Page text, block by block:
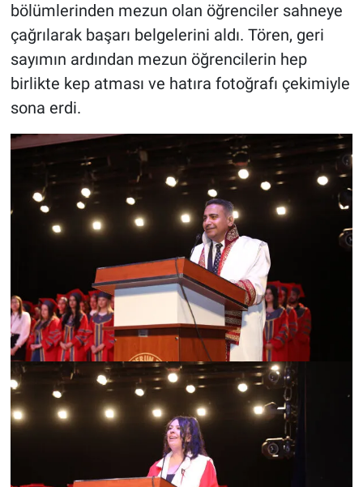
bölümlerinden mezun olan öğrenciler sahneye
çağrılarak başarı belgelerini aldı. Tören, geri
sayımın ardından mezun öğrencilerin hep
birlikte kep atması ve hatıra fotoğrafı çekimiyle
sona erdi.